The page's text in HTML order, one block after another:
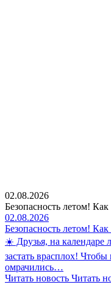
02.08.2026
Безопасность летом!
02.08.2026
Безопасность летом!
☀️ Друзья, на календаре
застать врасплох!
омрачились…
Читать новость Читать